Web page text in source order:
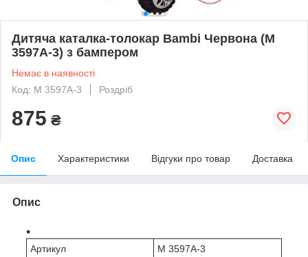
Дитяча каталка-толокар Bambi Червона (M
3597A-3) з бампером
Немає в наявності
Код: M 3597A-3
Роздріб
875 ₴
Опис Характеристики Відгуки про товар Доставка
Опис
Артикул
M 3597A-3